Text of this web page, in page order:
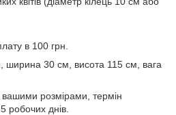
в 100 грн.
ширина 30 см, висота 115 см, вага
розмірами, термін
робочих днів.